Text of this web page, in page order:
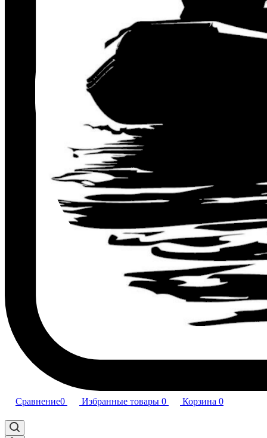
Сравнение0 Избранные товары 0 Корзина 0